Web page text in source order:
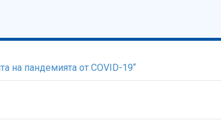
на пандемията от COVID-19“